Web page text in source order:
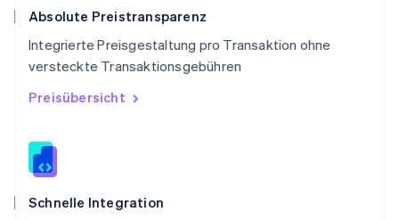
Absolute Preistransparenz
Integrierte Preisgestaltung pro Transaktion ohne
versteckte Transaktionsgebühren
Preisübersicht
Schnelle Integration
Slowakei
Slowenien
EnglishItaliano
Sonderverwaltungsregion Hongkong,
Spanien
Thailand
ไทยEnglish